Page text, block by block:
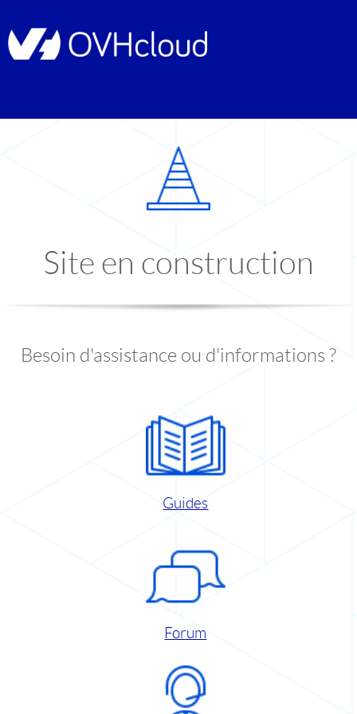
Site en construction
Besoin d'assistance ou d'informations ?
Guides
Forum